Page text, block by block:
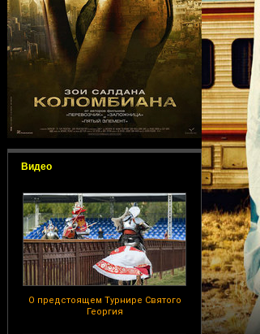
Видео
О предстоящем Турнире Святого
Георгия